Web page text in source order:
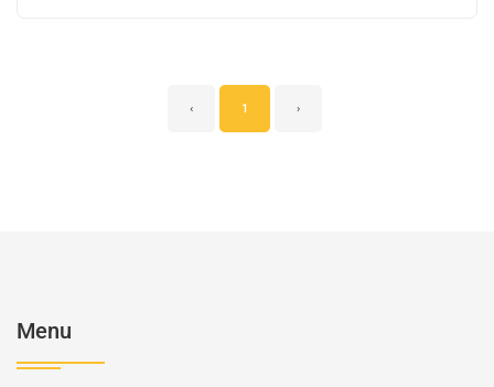
‹ 1 ›
Menu